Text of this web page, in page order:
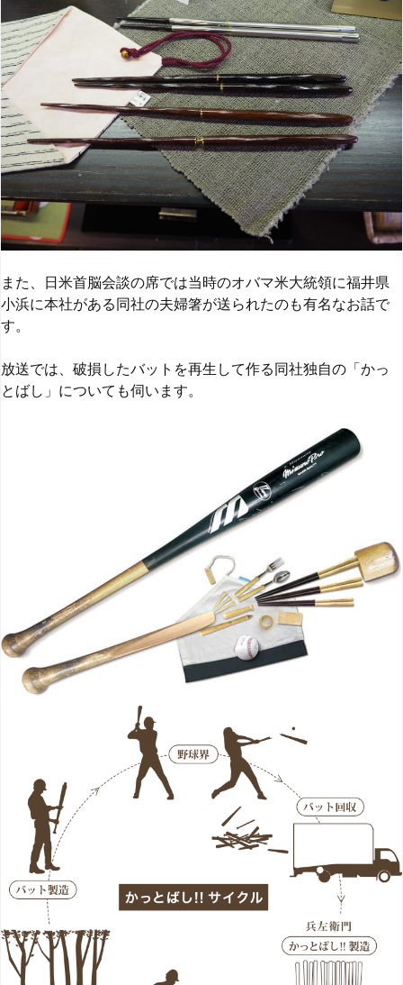
また、日米首脳会談の席では当時のオバマ米大統領に福井県
小浜に本社がある同社の夫婦箸が送られたのも有名なお話で
す。
放送では、破損したバットを再生して作る同社独自の「かっ
とばし」についても伺います。